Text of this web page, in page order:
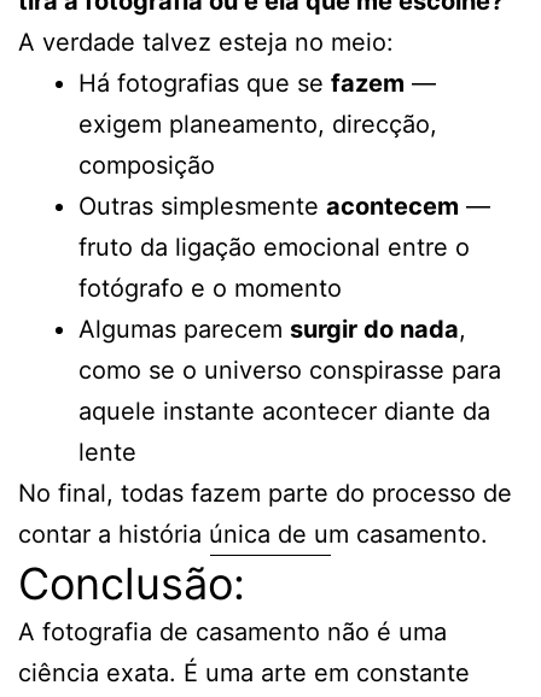
A verdade talvez esteja no meio:
Há fotografias que se fazem —
exigem planeamento, direcção,
composição
Outras simplesmente acontecem —
fruto da ligação emocional entre o
fotógrafo e o momento
Algumas parecem surgir do nada,
como se o universo conspirasse para
aquele instante acontecer diante da
lente
No final, todas fazem parte do processo de
contar a história única de um casamento.
Conclusão:
A fotografia de casamento não é uma
ciência exata. É uma arte em constante